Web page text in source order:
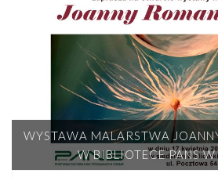
WYSTAWA MALARSTWA
W BIBLIOTECE PANS